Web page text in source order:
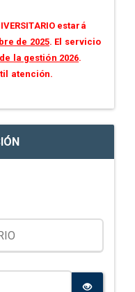
estará
de 2025. El servicio
la gestión 2026.
atención.